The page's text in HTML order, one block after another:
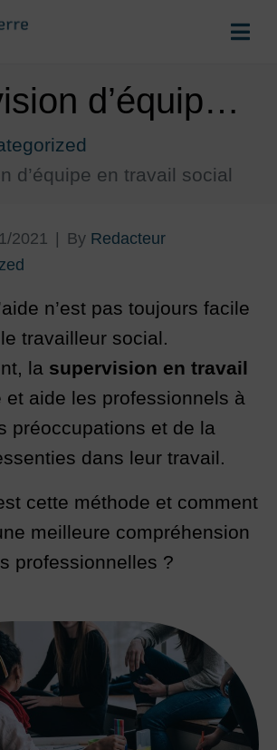
Supervision d’équipe en travail social
d’équipe en travail social
2021 By Redacteur
n’est pas toujours facile
travailleur social.
la supervision en travail
et aide les professionnels à
préoccupations et de la
dans leur travail.
cette méthode et comment
meilleure compréhension
professionnelles ?